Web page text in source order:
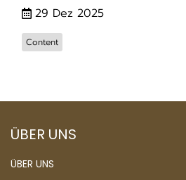
29 Dez 2025
Content
ÜBER UNS
ÜBER UNS